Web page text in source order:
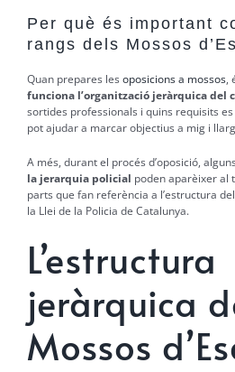
Per què és important
rangs dels Mossos
Quan prepares les oposicions a mossos,
funciona l’organització jeràrquica del
sortides professionals i quins requisits
pot ajudar a marcar objectius a mig i
A més, durant el procés d’oposició,
la jerarquia policial poden aparèixer al
parts que fan referència a l’estructura
la Llei de la Policia de Catalunya.
L’estructura
jeràrquica
Mossos